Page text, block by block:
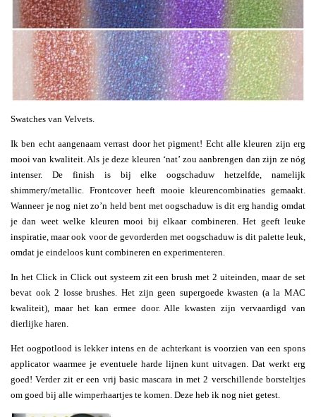
Swatches van Velvets.
Ik ben echt aangenaam verrast door het pigment! Echt alle kleuren zijn erg
mooi van kwaliteit. Als je deze kleuren ‘nat’ zou aanbrengen dan zijn ze nóg
intenser. De finish is bij elke oogschaduw hetzelfde, namelijk
shimmery/metallic. Frontcover heeft mooie kleurencombinaties gemaakt.
Wanneer je nog niet zo’n held bent met oogschaduw is dit erg handig omdat
je dan weet welke kleuren mooi bij elkaar combineren. Het geeft leuke
inspiratie, maar ook voor de gevorderden met oogschaduw is dit palette leuk,
omdat je eindeloos kunt combineren en experimenteren.
In het Click in Click out systeem zit een brush met 2 uiteinden, maar de set
bevat ook 2 losse brushes. Het zijn geen supergoede kwasten (a la MAC
kwaliteit), maar het kan ermee door. Alle kwasten zijn vervaardigd van
dierlijke haren.
Het oogpotlood is lekker intens en de achterkant is voorzien van een spons
applicator waarmee je eventuele harde lijnen kunt uitvagen. Dat werkt erg
goed! Verder zit er een vrij basic mascara in met 2 verschillende borsteltjes
om goed bij alle wimperhaartjes te komen. Deze heb ik nog niet getest.